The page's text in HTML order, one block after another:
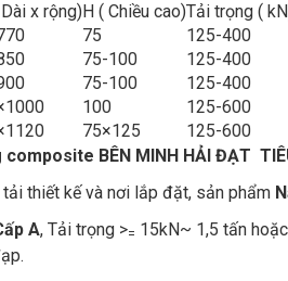
x rộng)H ( Chiều cao)Tải trọng (
75
125-400
75-100
125-400
75-100
125-400
100
125-600
75×125
125-600
composite BÊN MINH HẢI ĐẠT
tải thiết kế và nơi lắp đặt, sản phẩm
A, Tải trọng >= 15kN~ 1,5 tấn